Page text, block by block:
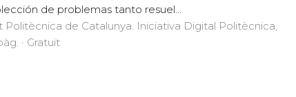
de problemas tanto resuel...
Politècnica de Catalunya. Iniciativa Digital Politècnica,
· Gratuït